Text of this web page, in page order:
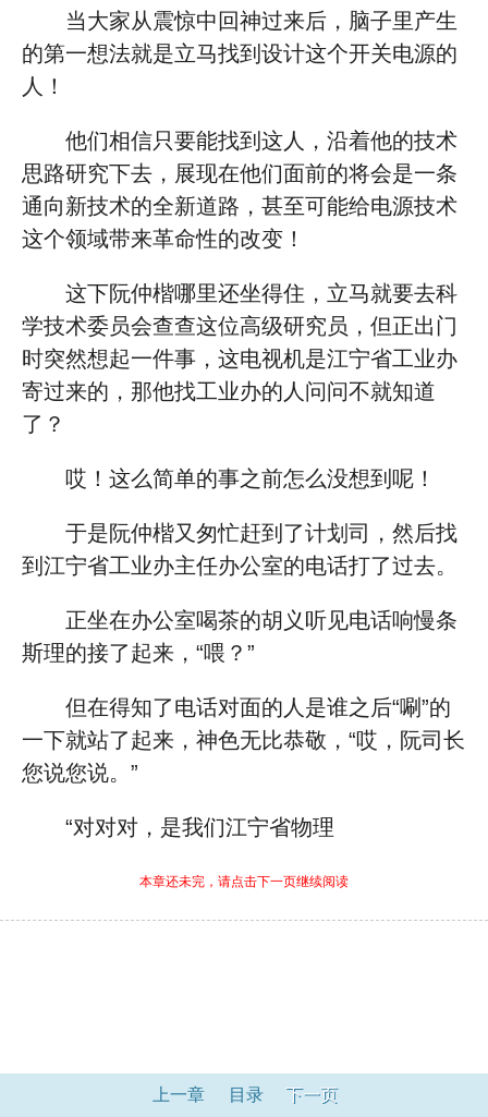
当大家从震惊中回神过来后，脑子里产生
的第一想法就是立马找到设计这个开关电源的
人！
他们相信只要能找到这人，沿着他的技术
思路研究下去，展现在他们面前的将会是一条
通向新技术的全新道路，甚至可能给电源技术
这个领域带来革命性的改变！
这下阮仲楷哪里还坐得住，立马就要去科
学技术委员会查查这位高级研究员，但正出门
时突然想起一件事，这电视机是江宁省工业办
寄过来的，那他找工业办的人问问不就知道
了？
哎！这么简单的事之前怎么没想到呢！
于是阮仲楷又匆忙赶到了计划司，然后找
到江宁省工业办主任办公室的电话打了过去。
正坐在办公室喝茶的胡义听见电话响慢条
斯理的接了起来，“喂？”
但在得知了电话对面的人是谁之后“唰”的
一下就站了起来，神色无比恭敬，“哎，阮司长
您说您说。”
“对对对，是我们江宁省物理
本章还未完，请点击下一页继续阅读
上一章 目录 下一页